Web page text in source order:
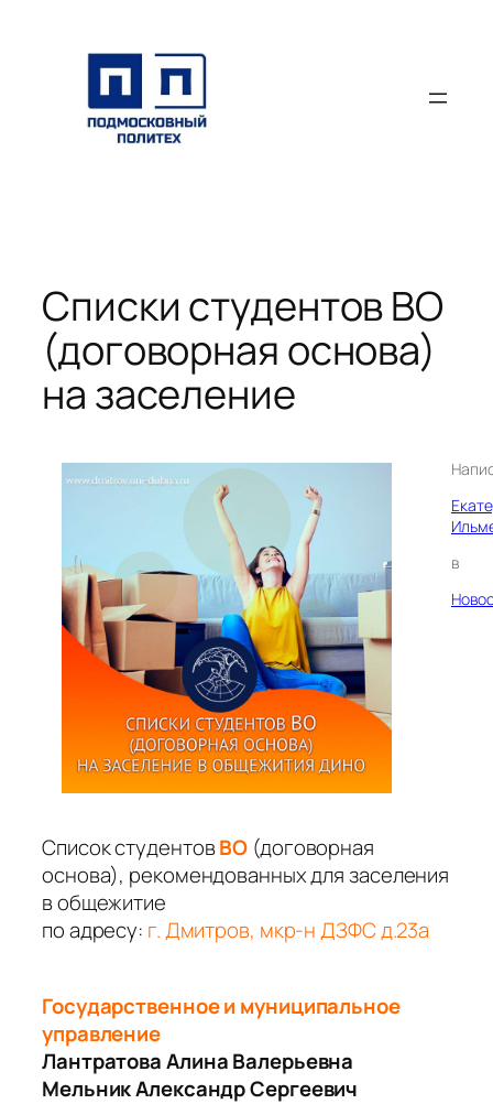
содержимому
Списки студентов ВО
(договорная основа)
на заселение
в
Список студентовВО (договорная
основа), рекомендованных для заселения
в общежитие
по адресу: г. Дмитров, мкр-н ДЗФС д.23а
Государственное и муниципальное
управление
Лантратова Алина Валерьевна
Мельник Александр Сергеевич